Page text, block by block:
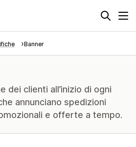
Banner
dei clienti all’inizio di ogni
annunciano spedizioni
e offerte a tempo.